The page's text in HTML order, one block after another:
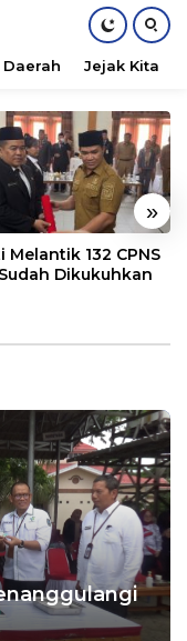
Daerah Jejak Kita
»
Melantik 132 CPNS
Dikukuhkan